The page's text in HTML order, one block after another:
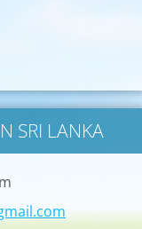
SRI LANKA